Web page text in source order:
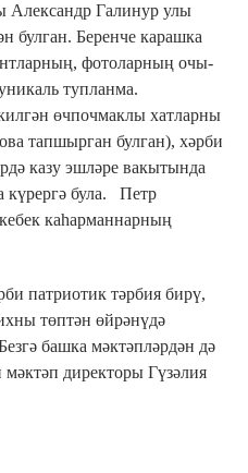
Александр Галинур улы
булган. Беренче карашка
фотоларның очы-
тупланма.
өчпочмаклы хатларны
тапшырган булган), хәрби
казу эшләре вакытында
күрергә була. Петр
каһарманнарның
патриотик тәрбия бирү,
төптән өйрәнүдә
башка мәктәпләрдән дә
мәктәп директоры Гүзәлия